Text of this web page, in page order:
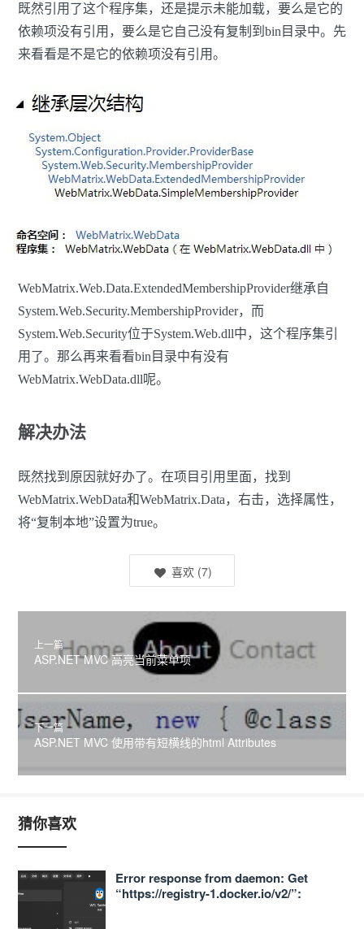
既然引用了这个程序集，还是提示未能加载，要么是它的
依赖项没有引用，要么是它自己没有复制到bin目录中。先
来看看是不是它的依赖项没有引用。
WebMatrix.Web.Data.ExtendedMembershipProvider继承自
System.Web.Security.MembershipProvider，而
System.Web.Security位于System.Web.dll中，这个程序集引
用了。那么再来看看bin目录中有没有
WebMatrix.WebData.dll呢。
解决办法
既然找到原因就好办了。在项目引用里面，找到
WebMatrix.WebData和WebMatrix.Data，右击，选择属性，
将“复制本地”设置为true。
喜欢 (7)
上一篇
ASP.NET MVC 高亮当前菜单项
下一篇
ASP.NET MVC 使用带有短横线的html Attributes
猜你喜欢
Error response from daemon: Get
“https://registry-1.docker.io/v2/”: